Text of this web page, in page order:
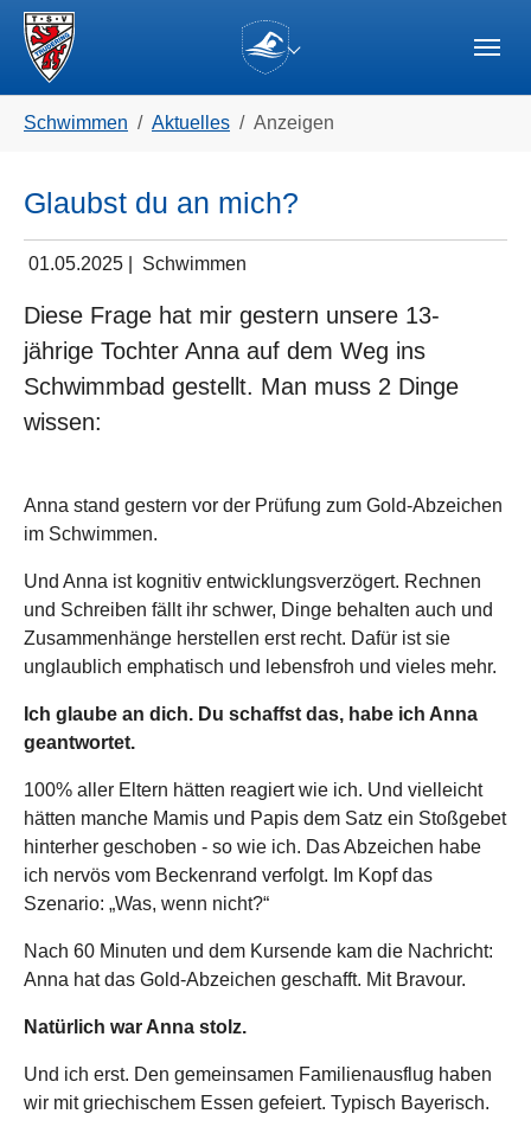
Skip to main navigation
Zum Hauptinhalt springen
Skip to page footer
Schwimmen Aktuelles Anzeigen
Glaubst du an mich?
01.05.2025 Schwimmen
Diese Frage hat mir gestern unsere 13-
jährige Tochter Anna auf dem Weg ins
Schwimmbad gestellt. Man muss 2 Dinge
wissen:
Anna stand gestern vor der Prüfung zum Gold-Abzeichen
im Schwimmen.
Und Anna ist kognitiv entwicklungsverzögert. Rechnen
und Schreiben fällt ihr schwer, Dinge behalten auch und
Zusammenhänge herstellen erst recht. Dafür ist sie
unglaublich emphatisch und lebensfroh und vieles mehr.
Ich glaube an dich. Du schaffst das, habe ich Anna
geantwortet.
100% aller Eltern hätten reagiert wie ich. Und vielleicht
hätten manche Mamis und Papis dem Satz ein Stoßgebet
hinterher geschoben - so wie ich. Das Abzeichen habe
ich nervös vom Beckenrand verfolgt. Im Kopf das
Szenario: „Was, wenn nicht?“
Nach 60 Minuten und dem Kursende kam die Nachricht:
Anna hat das Gold-Abzeichen geschafft. Mit Bravour.
Natürlich war Anna stolz.
Und ich erst. Den gemeinsamen Familienausflug haben
wir mit griechischem Essen gefeiert. Typisch Bayerisch.